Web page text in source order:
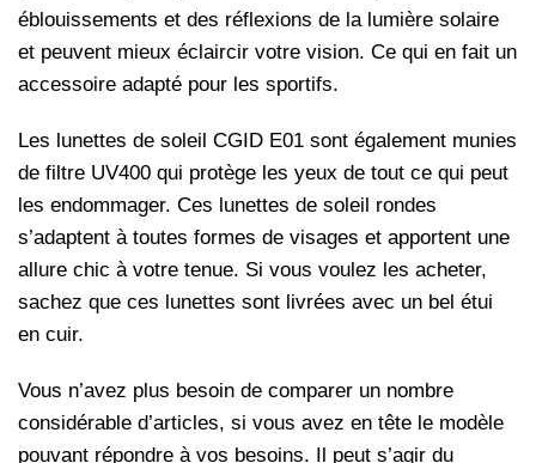
éblouissements et des réflexions de la lumière solaire
et peuvent mieux éclaircir votre vision. Ce qui en fait un
accessoire adapté pour les sportifs.
Les lunettes de soleil CGID E01 sont également munies
de filtre UV400 qui protège les yeux de tout ce qui peut
les endommager. Ces lunettes de soleil rondes
s’adaptent à toutes formes de visages et apportent une
allure chic à votre tenue. Si vous voulez les acheter,
sachez que ces lunettes sont livrées avec un bel étui
en cuir.
Vous n’avez plus besoin de comparer un nombre
considérable d’articles, si vous avez en tête le modèle
pouvant répondre à vos besoins. Il peut s’agir du